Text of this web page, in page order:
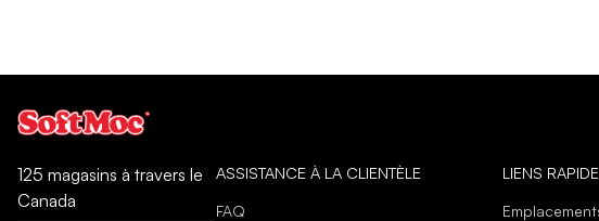
125 magasins à travers le
Canada
ASSISTANCE À LA CLIENTÈLE
FAQ
LIENS